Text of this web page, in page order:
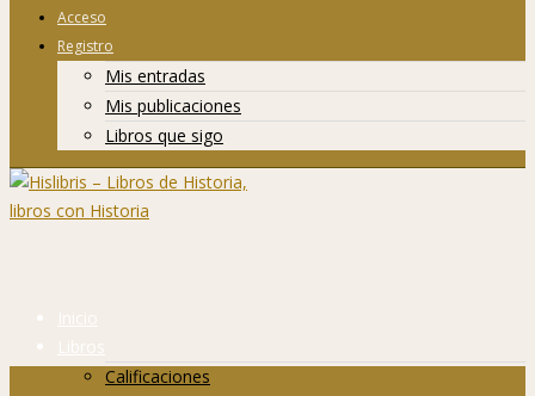
Acceso
Registro
Mis entradas
Mis publicaciones
Libros que sigo
Inicio
Libros
Calificaciones